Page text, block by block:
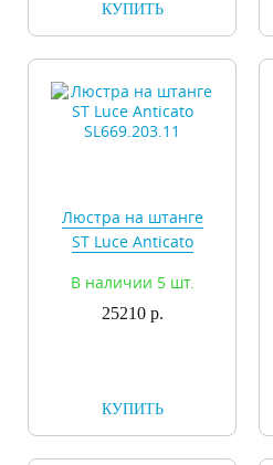
КУПИТЬ
Люстра на штанге
ST Luce Anticato
В наличии 5 шт.
25210 р.
КУПИТЬ